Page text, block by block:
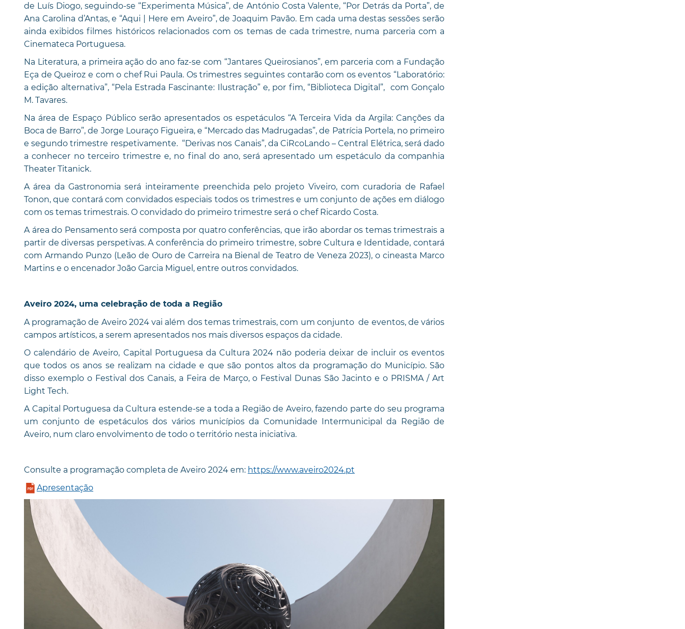
de Luís Diogo, seguindo-se “Experimenta Música”, de António Costa Valente, “Por Detrás da Porta”, de
Ana Carolina d’Antas, e “Aqui | Here em Aveiro”, de Joaquim Pavão. Em cada uma destas sessões serão
ainda exibidos filmes históricos relacionados com os temas de cada trimestre, numa parceria com a
Cinemateca Portuguesa.
Na Literatura, a primeira ação do ano faz-se com “Jantares Queirosianos”, em parceria com a Fundação
Eça de Queiroz e com o chef Rui Paula. Os trimestres seguintes contarão com os eventos “Laboratório:
a edição alternativa”, “Pela Estrada Fascinante: Ilustração” e, por fim, “Biblioteca Digital”, com Gonçalo
M. Tavares.
Na área de Espaço Público serão apresentados os espetáculos “A Terceira Vida da Argila: Canções da
Boca de Barro”, de Jorge Louraço Figueira, e “Mercado das Madrugadas”, de Patrícia Portela, no primeiro
e segundo trimestre respetivamente. “Derivas nos Canais”, da CiRcoLando – Central Elétrica, será dado
a conhecer no terceiro trimestre e, no final do ano, será apresentado um espetáculo da companhia
Theater Titanick.
A área da Gastronomia será inteiramente preenchida pelo projeto Viveiro, com curadoria de Rafael
Tonon, que contará com convidados especiais todos os trimestres e um conjunto de ações em diálogo
com os temas trimestrais. O convidado do primeiro trimestre será o chef Ricardo Costa.
A área do Pensamento será composta por quatro conferências, que irão abordar os temas trimestrais a
partir de diversas perspetivas. A conferência do primeiro trimestre, sobre Cultura e Identidade, contará
com Armando Punzo (Leão de Ouro de Carreira na Bienal de Teatro de Veneza 2023), o cineasta Marco
Martins e o encenador João Garcia Miguel, entre outros convidados.
Aveiro 2024, uma celebração de toda a Região
A programação de Aveiro 2024 vai além dos temas trimestrais, com um conjunto de eventos, de vários
campos artísticos, a serem apresentados nos mais diversos espaços da cidade.
O calendário de Aveiro, Capital Portuguesa da Cultura 2024 não poderia deixar de incluir os eventos
que todos os anos se realizam na cidade e que são pontos altos da programação do Município. São
disso exemplo o Festival dos Canais, a Feira de Março, o Festival Dunas São Jacinto e o PRISMA / Art
Light Tech.
A Capital Portuguesa da Cultura estende-se a toda a Região de Aveiro, fazendo parte do seu programa
um conjunto de espetáculos dos vários municípios da Comunidade Intermunicipal da Região de
Aveiro, num claro envolvimento de todo o território nesta iniciativa.
Consulte a programação completa de Aveiro 2024 em: https://www.aveiro2024.pt
Apresentação